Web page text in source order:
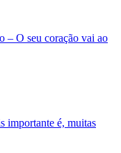
– O seu coração vai ao
importante é, muitas